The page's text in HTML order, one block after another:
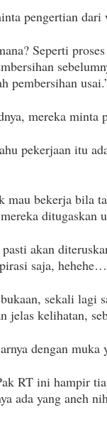
pengertian dari
Seperti
pembersihan
mereka minta
pekerjaan itu
mau bekerja bila
akan
saja,
sekali lagi
jelas kelihatan,
dengan muka
RT ini hampir
ada yang aneh